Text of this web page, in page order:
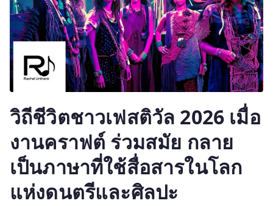
วิถีชีวิตชาวเฟสติวัล 2026 เมื่อ
งานคราฟต์ ร่วมสมัย กลาย
เป็นภาษาที่ใช้สื่อสารในโลก
แห่งดนตรีและศิลปะ